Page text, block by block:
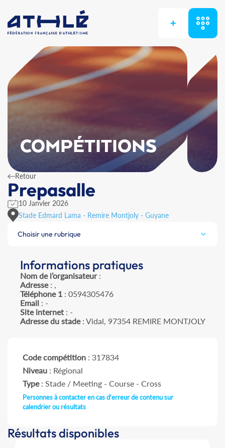
+
COMPÉTITIONS
Retour
Prepasalle
10 Janvier 2026
Stade Edmard Lama - Remire Montjoly - Guyane
Choisir une rubrique
Informations pratiques
Nom de l’organisateur:
Adresse: ,
Téléphone 1: 0594305476
Email: -
Site internet: -
Adresse du stade: Vidal, 97354 REMIRE MONTJOLY
Code compétition : 317834
Niveau : Régional
Type: Stade / Meeting - Course - Cross
Personnes à contacter en cas d'erreur de contenu sur
calendrier ou résultats
Résultats disponibles